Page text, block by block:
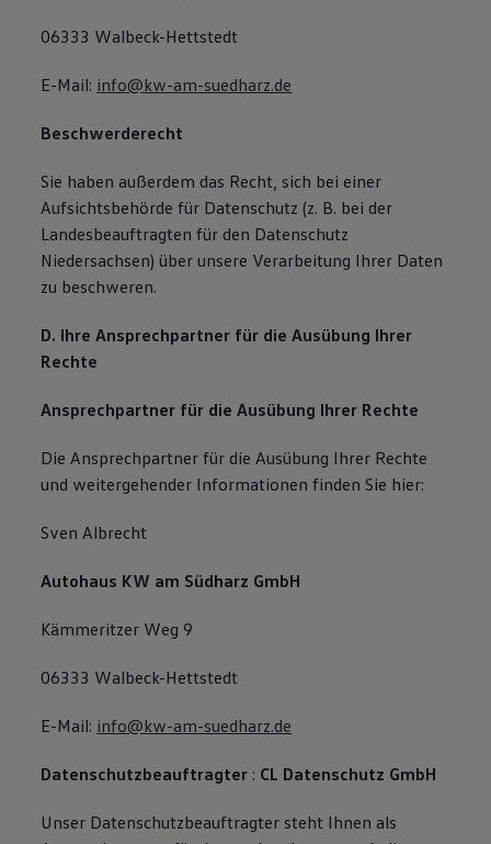
06333 Walbeck-Hettstedt
E-Mail: info@kw-am-suedharz.de
Beschwerderecht
Sie haben außerdem das Recht, sich bei einer
Aufsichtsbehörde für Datenschutz (z. B. bei der
Landesbeauftragten für den Datenschutz
Niedersachsen) über unsere Verarbeitung Ihrer Daten
zu beschweren.
D. Ihre Ansprechpartner für die Ausübung Ihrer
Rechte
Ansprechpartner für die Ausübung Ihrer Rechte
Die Ansprechpartner für die Ausübung Ihrer Rechte
und weitergehender Informationen finden Sie hier:
Sven Albrecht
Autohaus KW am Südharz GmbH
Kämmeritzer Weg 9
06333 Walbeck-Hettstedt
E-Mail: info@kw-am-suedharz.de
Datenschutzbeauftragter : CL Datenschutz GmbH
Unser Datenschutzbeauftragter steht Ihnen als